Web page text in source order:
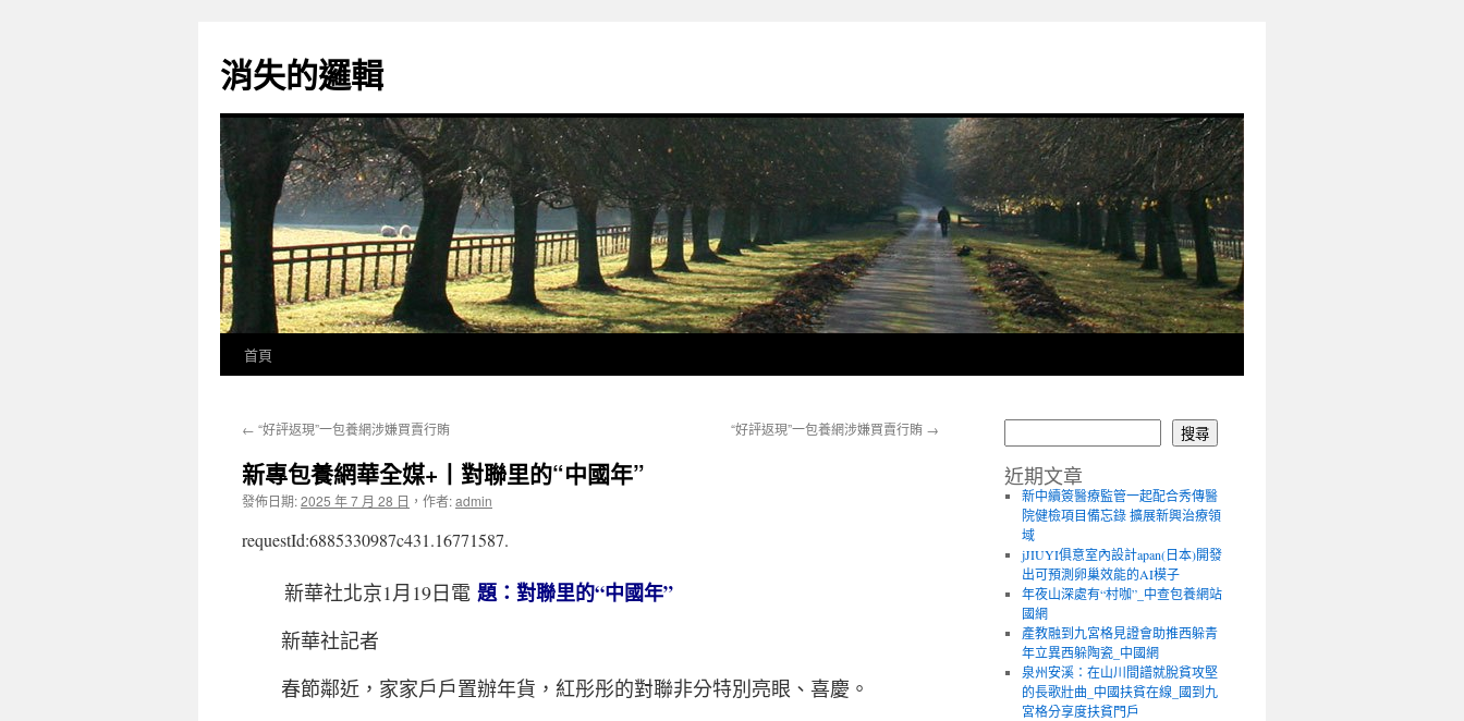
主
要
消失的邏輯
首頁
← “好評返現”一包養網涉嫌買賣行賄 “好評返現”一包養網涉嫌買賣行賄 →
新專包養網華全媒+丨對聯里的“中國年”
發佈日期:2025 年 7 月 28 日 ， 作者:admin
requestId:6885330987c431.16771587.
新華社北京1月19日電 題：對聯里的“中國年”
新華社記者
春節鄰近，家家戶戶置辦年貨，紅彤彤的對聯非分特別亮眼、喜慶。
搜尋
近期文章
新中續簽醫療監管一起配合秀傳醫
院健檢項目備忘錄 擴展新興治療領
域
jJIUYI俱意室內設計apan(日本)開發
出可預測卵巢效能的AI模子
年夜山深處有“村咖”_中查包養網站
國網
產教融到九宮格見證會助推西躲青
年立異西躲陶瓷_中國網
泉州安溪：在山川間譜就脫貧攻堅
的長歌壯曲_中國扶貧在線_國到九
宮格分享度扶貧門戶